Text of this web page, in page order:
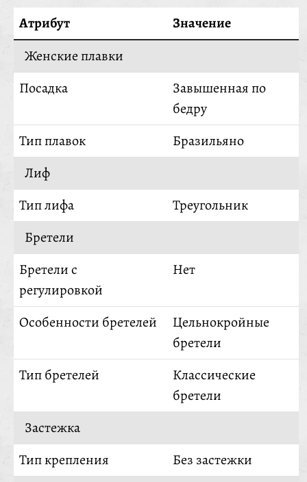
Атрибут
Значение
Женские плавки
Посадка
Завышенная по
бедру
Тип плавок
Бразильяно
Лиф
Тип лифа
Треугольник
Бретели
Бретели с
регулировкой
Нет
Особенности бретелей
Цельнокройные
бретели
Тип бретелей
Классические
бретели
Застежка
Тип крепления
Без застежки